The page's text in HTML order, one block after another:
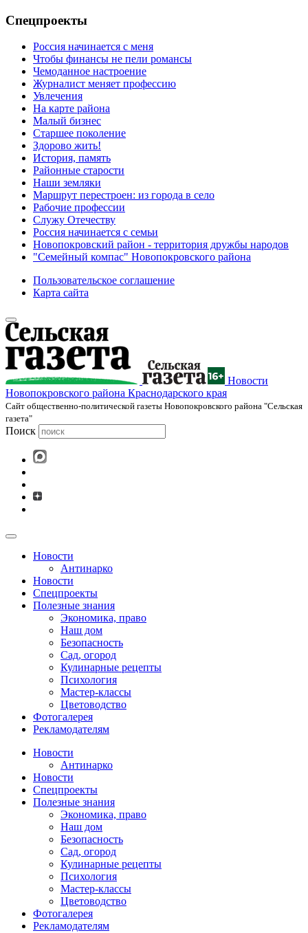
Спецпроекты
Россия начинается с меня
Чтобы финансы не пели романсы
Чемоданное настроение
Журналист меняет профессию
Увлечения
На карте района
Малый бизнес
Старшее поколение
Здорово жить!
История, память
Районные старости
Наши земляки
Маршрут перестроен: из города в село
Рабочие профессии
Служу Отечеству
Россия начинается с семьи
Новопокровский район - территория дружбы народов
"Семейный компас" Новопокровского района
Пользовательское соглашение
Карта сайта
Новости
Новопокровского района Краснодарского края
Cайт общественно-политической газеты Новопокровского района "Сельская
газета"
Поиск
Новости
Антинарко
Новости
Спецпроекты
Полезные знания
Экономика, право
Наш дом
Безопасность
Сад, огород
Кулинарные рецепты
Психология
Мастер-классы
Цветоводство
Фотогалерея
Рекламодателям
Новости
Антинарко
Новости
Спецпроекты
Полезные знания
Экономика, право
Наш дом
Безопасность
Сад, огород
Кулинарные рецепты
Психология
Мастер-классы
Цветоводство
Фотогалерея
Рекламодателям